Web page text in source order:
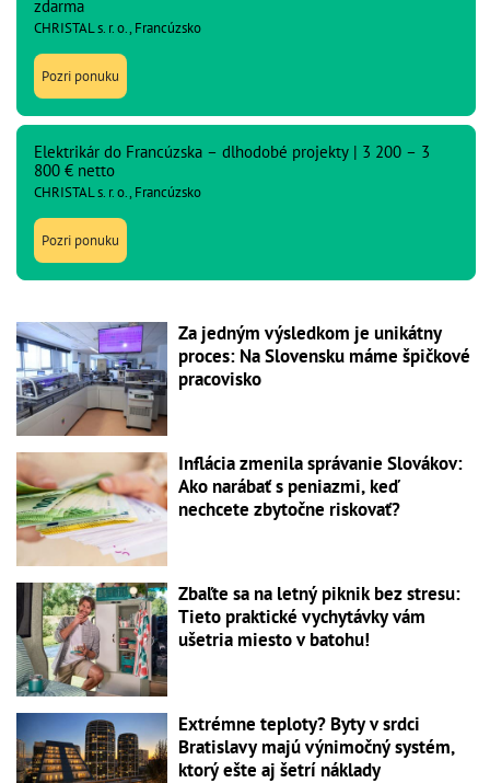
zdarma
CHRISTAL s. r. o., Francúzsko
Pozri ponuku
Elektrikár do Francúzska – dlhodobé projekty | 3 200 – 3
800 € netto
CHRISTAL s. r. o., Francúzsko
Pozri ponuku
Za jedným výsledkom je unikátny
proces: Na Slovensku máme špičkové
pracovisko
Inflácia zmenila správanie Slovákov:
Ako narábať s peniazmi, keď
nechcete zbytočne riskovať?
Zbaľte sa na letný piknik bez stresu:
Tieto praktické vychytávky vám
ušetria miesto v batohu!
Extrémne teploty? Byty v srdci
Bratislavy majú výnimočný systém,
ktorý ešte aj šetrí náklady